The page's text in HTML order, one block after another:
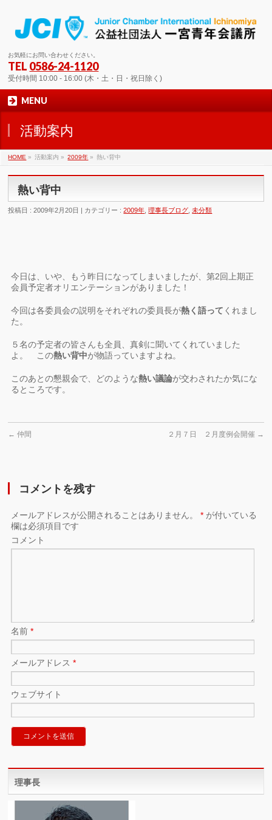
お気軽にお問い合わせください。
TEL 0586-24-1120
受付時間 10:00 - 16:00 (木・土・日・祝日除く)
MENU
活動案内
HOME » 活動案内 » 2009年 » 熱い背中
熱い背中
投稿日 : 2009年2月20日 | カテゴリー :2009年 ,理事長ブログ ,未分類
今日は、いや、もう昨日になってしまいましたが、第2回上期正
会員予定者オリエンテーションがありました！
今回は各委員会の説明をそれぞれの委員長が熱く語って くれまし
た。
５名の予定者の皆さんも全員、真剣に聞いてくれていました
よ。 この熱い背中が物語っていますよね。
このあとの懇親会で、どのような熱い議論が交わされたか気にな
るところです。
← 仲間 ２月７日 ２月度例会開催 →
コメントを残す
メールアドレスが公開されることはありません。 * が付いている
欄は必須項目です
コメント
名前*
メールアドレス*
ウェブサイト
理事長